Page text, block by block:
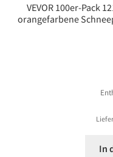
VEVOR 100er-Pack
orangefarbene
In